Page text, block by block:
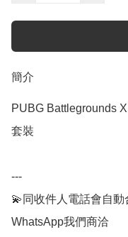
簡介
PUBG Battlegrounds
套裝
---
💫同收件人電話會自
WhatsApp我們商洽